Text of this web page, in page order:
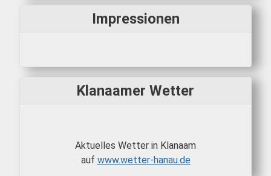
Impressionen
Klanaamer Wetter
Aktuelles Wetter in Klanaam
auf www.wetter-hanau.de